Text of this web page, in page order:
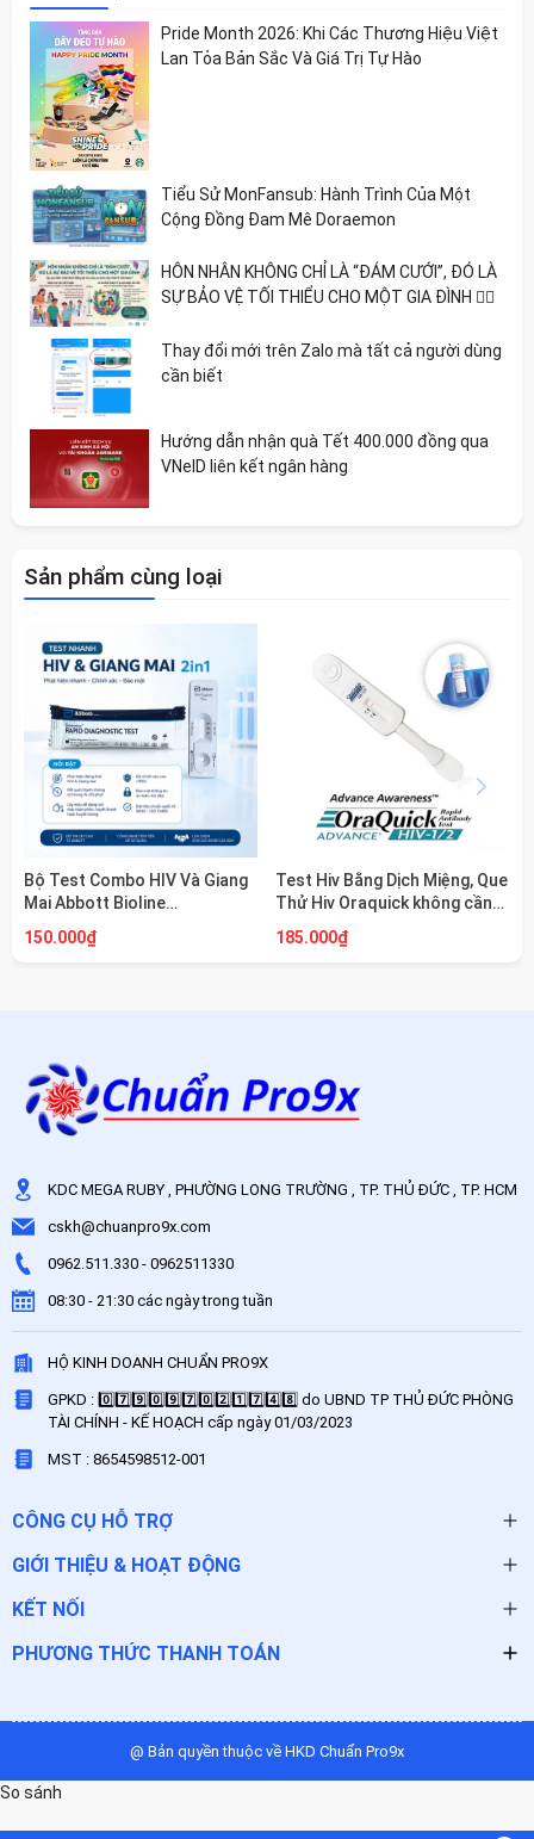
Pride Month 2026: Khi Các Thương Hiệu Việt
Lan Tỏa Bản Sắc Và Giá Trị Tự Hào
Tiểu Sử MonFansub: Hành Trình Của Một
Cộng Đồng Đam Mê Doraemon
HÔN NHÂN KHÔNG CHỈ LÀ “ĐÁM CƯỚI”, ĐÓ LÀ
SỰ BẢO VỆ TỐI THIỂU CHO MỘT GIA ĐÌNH 🏳️‍🌈
Thay đổi mới trên Zalo mà tất cả người dùng
cần biết
Hướng dẫn nhận quà Tết 400.000 đồng qua
VNeID liên kết ngân hàng
Sản phẩm cùng loại
Bộ Test Combo HIV Và Giang
Mai Abbott Bioline
150.000₫
Test Hiv Bằng Dịch Miệng, Que
Thử Hiv Oraquick không cần
185.000₫
KDC MEGA RUBY , PHƯỜNG LONG TRƯỜNG , TP. THỦ ĐỨC , TP. HCM
cskh@chuanpro9x.com
0962.511.330 - 0962511330
08:30 - 21:30 các ngày trong tuần
HỘ KINH DOANH CHUẨN PRO9X
GPKD : 0️⃣7️⃣9️⃣0️⃣9️⃣7️⃣0️⃣2️⃣1️⃣7️⃣4️⃣8️⃣ do UBND TP THỦ ĐỨC PHÒNG
TÀI CHÍNH - KẾ HOẠCH cấp ngày 01/03/2023
MST : 8654598512-001
CÔNG CỤ HỖ TRỢ
GIỚI THIỆU & HOẠT ĐỘNG
KẾT NỐI
PHƯƠNG THỨC THANH TOÁN
@ Bản quyền thuộc về HKD Chuẩn Pro9x
So sánh